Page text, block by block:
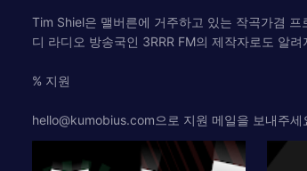
Tim Shiel은 맬버른에 거주하고 있는 작곡가겸
디 라디오 방송국인 3RRR FM의 제작자로도 알
% 지원
hello@kumobius.com으로 지원 메일을 보내주